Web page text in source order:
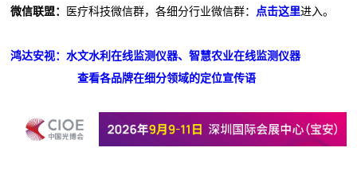
微信联盟： 医疗科技微信群，各细分行业微信群： 点击这里进入。
鸿达安视：水文水利在线监测仪器、智慧农业在线监测仪器
查看各品牌在细分领域的定位宣传语